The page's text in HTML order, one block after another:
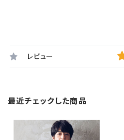
レビュー
最近チェックした商品